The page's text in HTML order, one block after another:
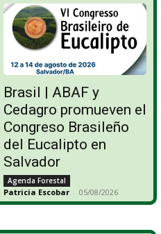
Brasil | ABAF y
Cedagro promueven el
Congreso Brasileño
del Eucalipto en
Salvador
Agenda Forestal
Patricia Escobar - 05/08/2026